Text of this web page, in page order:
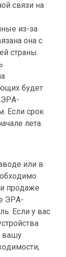
связи на
из-за
она с
страны.
будет
ЭРА-
Если срок
лета.
или в
продаже
ЭРА-
Если у вас
вашу